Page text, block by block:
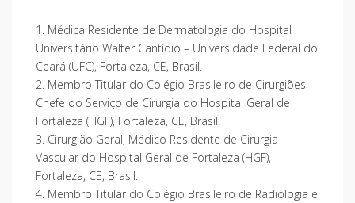
1. Médica Residente de Dermatologia do Hospital
Universitário Walter Cantídio – Universidade Federal do
Ceará (UFC), Fortaleza, CE, Brasil.
2. Membro Titular do Colégio Brasileiro de Cirurgiões,
Chefe do Serviço de Cirurgia do Hospital Geral de
Fortaleza (HGF), Fortaleza, CE, Brasil.
3. Cirurgião Geral, Médico Residente de Cirurgia
Vascular do Hospital Geral de Fortaleza (HGF),
Fortaleza, CE, Brasil.
4. Membro Titular do Colégio Brasileiro de Radiologia e